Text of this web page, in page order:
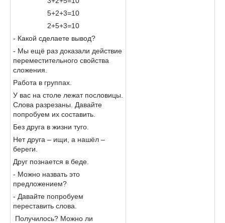
5+2+3=10
2+5+3=10
- Какой сделаете вывод?
- Мы ещё раз доказали действие
переместительного свойства
сложения.
Работа в группах.
У вас на столе лежат пословицы.
Слова разрезаны. Давайте
попробуем их составить.
Без друга в жизни туго.
Нет друга – ищи, а нашёл –
береги.
Друг познается в беде.
- Можно назвать это
предложением?
- Давайте попробуем
переставить слова.
Получилось? Можно ли